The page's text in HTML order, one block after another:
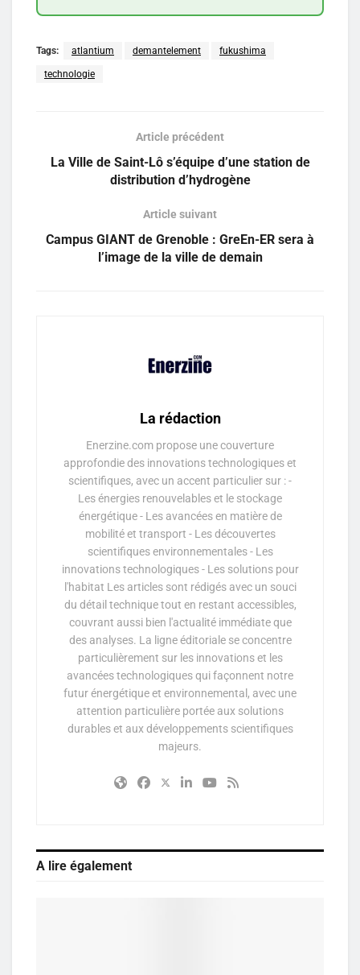
Tags: atlantium demantelement fukushima
technologie
Article précédent
La Ville de Saint-Lô s’équipe d’une station de
distribution d’hydrogène
Article suivant
Campus GIANT de Grenoble : GreEn-ER sera à
l’image de la ville de demain
La rédaction
Enerzine.com propose une couverture
approfondie des innovations technologiques et
scientifiques, avec un accent particulier sur : -
Les énergies renouvelables et le stockage
énergétique - Les avancées en matière de
mobilité et transport - Les découvertes
scientifiques environnementales - Les
innovations technologiques - Les solutions pour
l'habitat Les articles sont rédigés avec un souci
du détail technique tout en restant accessibles,
couvrant aussi bien l'actualité immédiate que
des analyses. La ligne éditoriale se concentre
particulièrement sur les innovations et les
avancées technologiques qui façonnent notre
futur énergétique et environnemental, avec une
attention particulière portée aux solutions
durables et aux développements scientifiques
majeurs.
A lire également